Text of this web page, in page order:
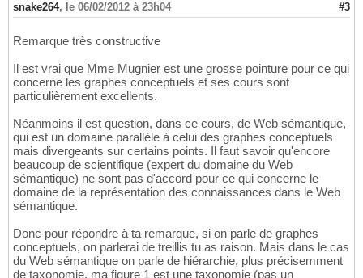
snake264, le 06/02/2012 à 23h04 #3
Remarque très constructive
Il est vrai que Mme Mugnier est une grosse pointure pour ce qui
concerne les graphes conceptuels et ses cours sont
particulièrement excellents.
Néanmoins il est question, dans ce cours, de Web sémantique,
qui est un domaine parallèle à celui des graphes conceptuels
mais divergeants sur certains points. Il faut savoir qu'encore
beaucoup de scientifique (expert du domaine du Web
sémantique) ne sont pas d'accord pour ce qui concerne le
domaine de la représentation des connaissances dans le Web
sémantique.
Donc pour répondre à ta remarque, si on parle de graphes
conceptuels, on parlerai de treillis tu as raison. Mais dans le cas
du Web sémantique on parle de hiérarchie, plus précisemment
de taxonomie, ma figure 1 est une taxonomie (pas un